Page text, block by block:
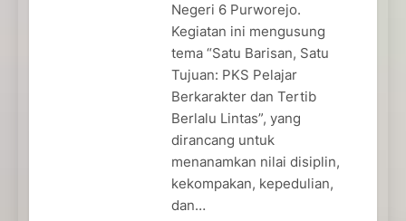
Negeri 6 Purworejo.
Kegiatan ini mengusung
tema “Satu Barisan, Satu
Tujuan: PKS Pelajar
Berkarakter dan Tertib
Berlalu Lintas”, yang
dirancang untuk
menanamkan nilai disiplin,
kekompakan, kepedulian,
dan…